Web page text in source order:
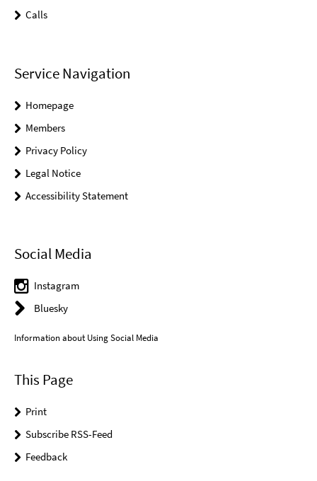
Calls
Service Navigation
Homepage
Members
Privacy Policy
Legal Notice
Accessibility Statement
Social Media
Instagram
Bluesky
Information about Using Social Media
This Page
Print
Subscribe RSS-Feed
Feedback